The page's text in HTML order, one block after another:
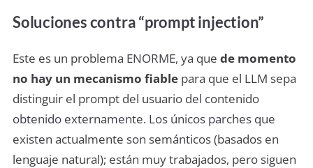
Soluciones contra “prompt injection”
Este es un problema ENORME, ya que de momento
no hay un mecanismo fiable para que el LLM sepa
distinguir el prompt del usuario del contenido
obtenido externamente. Los únicos parches que
existen actualmente son semánticos (basados en
lenguaje natural); están muy trabajados, pero siguen